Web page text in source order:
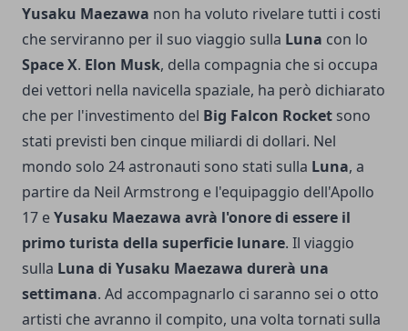
Yusaku Maezawa non ha voluto rivelare tutti i costi
che serviranno per il suo viaggio sulla Luna con lo
Space X. Elon Musk, della compagnia che si occupa
dei vettori nella navicella spaziale, ha però dichiarato
che per l'investimento del Big Falcon Rocket sono
stati previsti ben cinque miliardi di dollari. Nel
mondo solo 24 astronauti sono stati sulla Luna, a
partire da Neil Armstrong e l'equipaggio dell'Apollo
17 eYusaku Maezawa avrà l'onore di essere il
primo turista della superficie lunare. Il viaggio
sulla Luna di Yusaku Maezawa durerà una
settimana. Ad accompagnarlo ci saranno sei o otto
artisti che avranno il compito, una volta tornati sulla